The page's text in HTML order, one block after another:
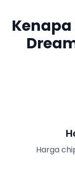
Kenapa
Harga